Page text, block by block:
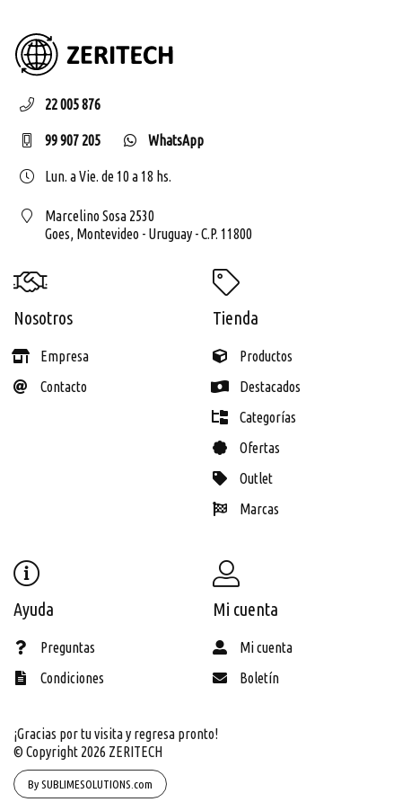
22 005 876
99 907 205 WhatsApp
Lun. a Vie. de 10 a 18 hs.
Marcelino Sosa 2530
Goes, Montevideo - Uruguay - C.P. 11800
Nosotros
Empresa
Contacto
Tienda
Productos
Destacados
Categorías
Ofertas
Outlet
Marcas
Ayuda
Preguntas
Condiciones
Mi cuenta
Mi cuenta
Boletín
¡Gracias por tu visita y regresa pronto!
© Copyright 2026 ZERITECH
By SUBLIMESOLUTIONS.com